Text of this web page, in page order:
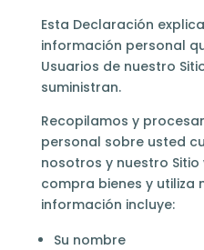
Esta Declaración
información personal
Usuarios de nuestro
suministran.
Recopilamos y
personal sobre usted
nosotros y nuestro
compra bienes y utiliza
información incluye:
Su nombre